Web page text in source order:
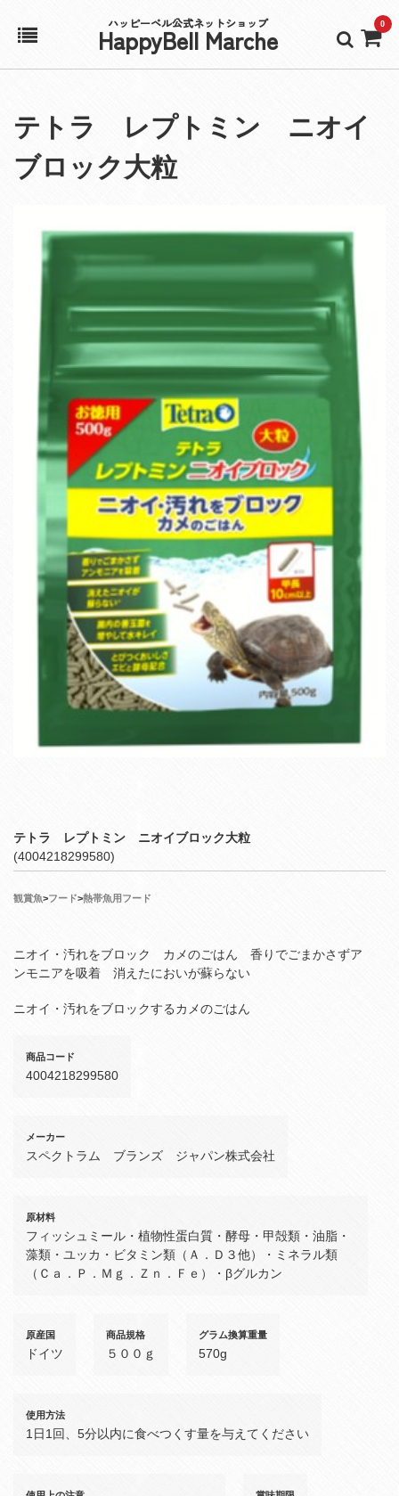
ハッピーベル公式ネットショップ
HappyBell Marche 0
アカウント
カート
テトラ レプトミン ニオイ
ブロック大粒
テトラ レプトミン ニオイブロック大粒
(4004218299580)
観賞魚>フード>熱帯魚用フード
ニオイ・汚れをブロック カメのごはん 香りでごまかさずア
ンモニアを吸着 消えたにおいが蘇らない
ニオイ・汚れをブロックするカメのごはん
商品コード
4004218299580
メーカー
スペクトラム ブランズ ジャパン株式会社
原材料
フィッシュミール・植物性蛋白質・酵母・甲殻類・油脂・
藻類・ユッカ・ビタミン類（Ａ．Ｄ３他）・ミネラル類
（Ｃａ．Ｐ．Ｍｇ．Ｚｎ．Ｆｅ）・βグルカン
原産国
ドイツ
商品規格
５００ｇ
グラム換算重量
570g
使用方法
1日1回、5分以内に食べつくす量を与えてください